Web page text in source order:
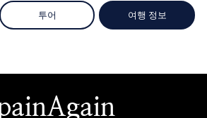
투어 여행 정보